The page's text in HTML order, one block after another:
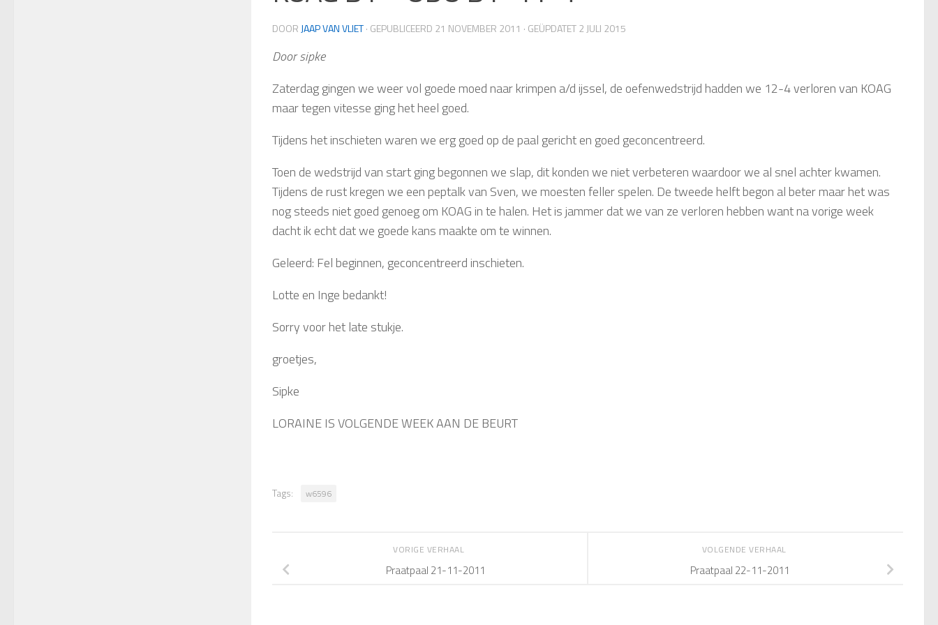
DOOR JAAP VAN VLIET· GEPUBLICEERD 21 NOVEMBER 2011 · GEÜPDATET2 JULI 2015
Door sipke
Zaterdag gingen we weer vol goede moed naar krimpen a/d ijssel, de oefenwedstrijd hadden we 12-4 verloren van KOAG
maar tegen vitesse ging het heel goed.
Tijdens het inschieten waren we erg goed op de paal gericht en goed geconcentreerd.
Toen de wedstrijd van start ging begonnen we slap, dit konden we niet verbeteren waardoor we al snel achter kwamen.
Tijdens de rust kregen we een peptalk van Sven, we moesten feller spelen. De tweede helft begon al beter maar het was
nog steeds niet goed genoeg om KOAG in te halen. Het is jammer dat we van ze verloren hebben want na vorige week
dacht ik echt dat we goede kans maakte om te winnen.
Geleerd: Fel beginnen, geconcentreerd inschieten.
Lotte en Inge bedankt!
Sorry voor het late stukje.
groetjes,
Sipke
LORAINE IS VOLGENDE WEEK AAN DE BEURT
Tags: w6596
VOLGENDE VERHAAL
Praatpaal 22-11-2011
VORIGE VERHAAL
Praatpaal 21-11-2011